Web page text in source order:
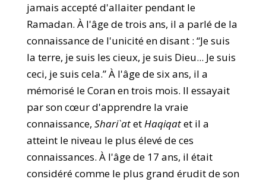
jamais accepté d'allaiter pendant le
Ramadan. À l'âge de trois ans, il a parlé de la
connaissance de l'unicité en disant : “Je suis
la terre, je suis les cieux, je suis Dieu... Je suis
ceci, je suis cela.” À l'âge de six ans, il a
mémorisé le Coran en trois mois. Il essayait
par son cœur d'apprendre la vraie
connaissance, Shari`atetHaqiqatet il a
atteint le niveau le plus élevé de ces
connaissances. À l'âge de 17 ans, il était
considéré comme le plus grand érudit de son